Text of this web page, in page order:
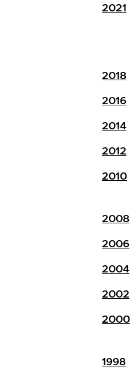
2021
2018
2016
2014
2012
2010
2008
2006
2004
2002
2000
1998